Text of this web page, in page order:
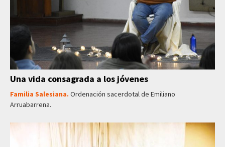
Una vida consagrada a los jóvenes
Familia Salesiana. Ordenación sacerdotal de Emiliano
Arruabarrena.